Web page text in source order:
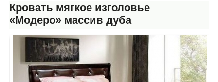
Кровать мягкое изголовье
«Модеро» массив дуба